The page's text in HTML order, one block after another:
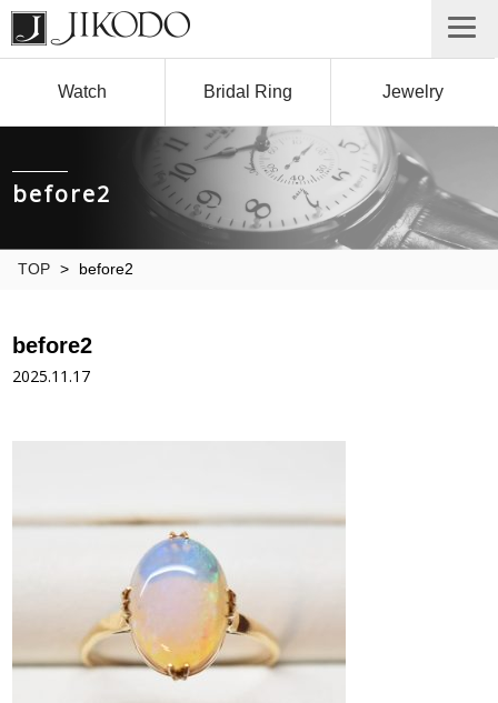
Watch Bridal Ring Jewelry
before2
TOP > before2
before2
2025.11.17